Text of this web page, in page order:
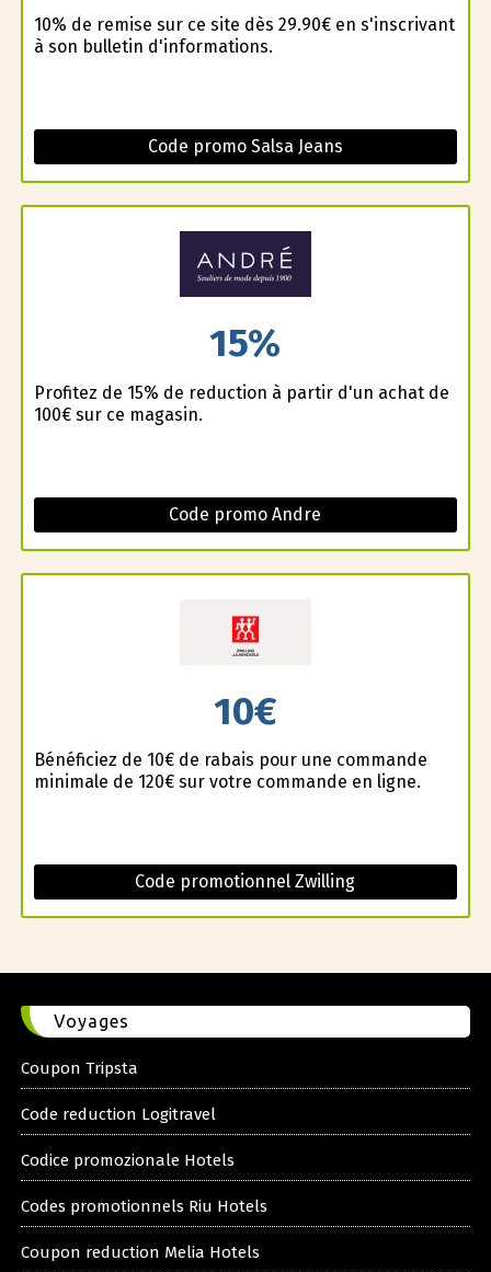
10% de remise sur ce site dès 29.90€ en s'inscrivant
à son bulletin d'informations.
Code promo Salsa Jeans
15%
Profitez de 15% de reduction à partir d'un achat de
100€ sur ce magasin.
Code promo Andre
10€
Bénéficiez de 10€ de rabais pour une commande
minimale de 120€ sur votre commande en ligne.
Code promotionnel Zwilling
Voyages
Coupon Tripsta
Code reduction Logitravel
Codice promozionale Hotels
Codes promotionnels Riu Hotels
Coupon reduction Melia Hotels